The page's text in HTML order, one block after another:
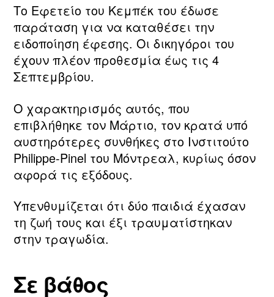
Το Εφετείο του Κεμπέκ του έδωσε
παράταση για να καταθέσει την
ειδοποίηση έφεσης. Οι δικηγόροι του
έχουν πλέον προθεσμία έως τις 4
Σεπτεμβρίου.
Ο χαρακτηρισμός αυτός, που
επιβλήθηκε τον Μάρτιο, τον κρατά υπό
αυστηρότερες συνθήκες στο Ινστιτούτο
Philippe-Pinel του Μόντρεαλ, κυρίως όσον
αφορά τις εξόδους.
Υπενθυμίζεται ότι δύο παιδιά έχασαν
τη ζωή τους και έξι τραυματίστηκαν
στην τραγωδία.
Σε βάθος